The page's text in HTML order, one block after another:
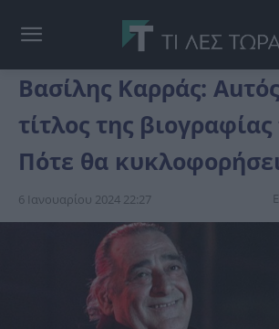
Βασίλης Καρράς:
τίτλος της
Πότε θα
6 Ιανουαρίου 2024 22:27